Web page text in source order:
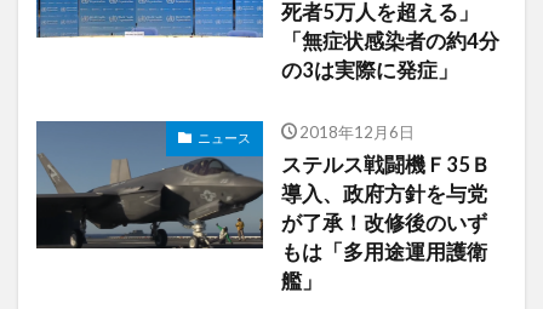
死者5万人を超える」
「無症状感染者の約4分
の3は実際に発症」
ニュース 2018年12月6日
ステルス戦闘機Ｆ35Ｂ
導入、政府方針を与党
が了承！改修後のいず
もは「多用途運用護衛
艦」